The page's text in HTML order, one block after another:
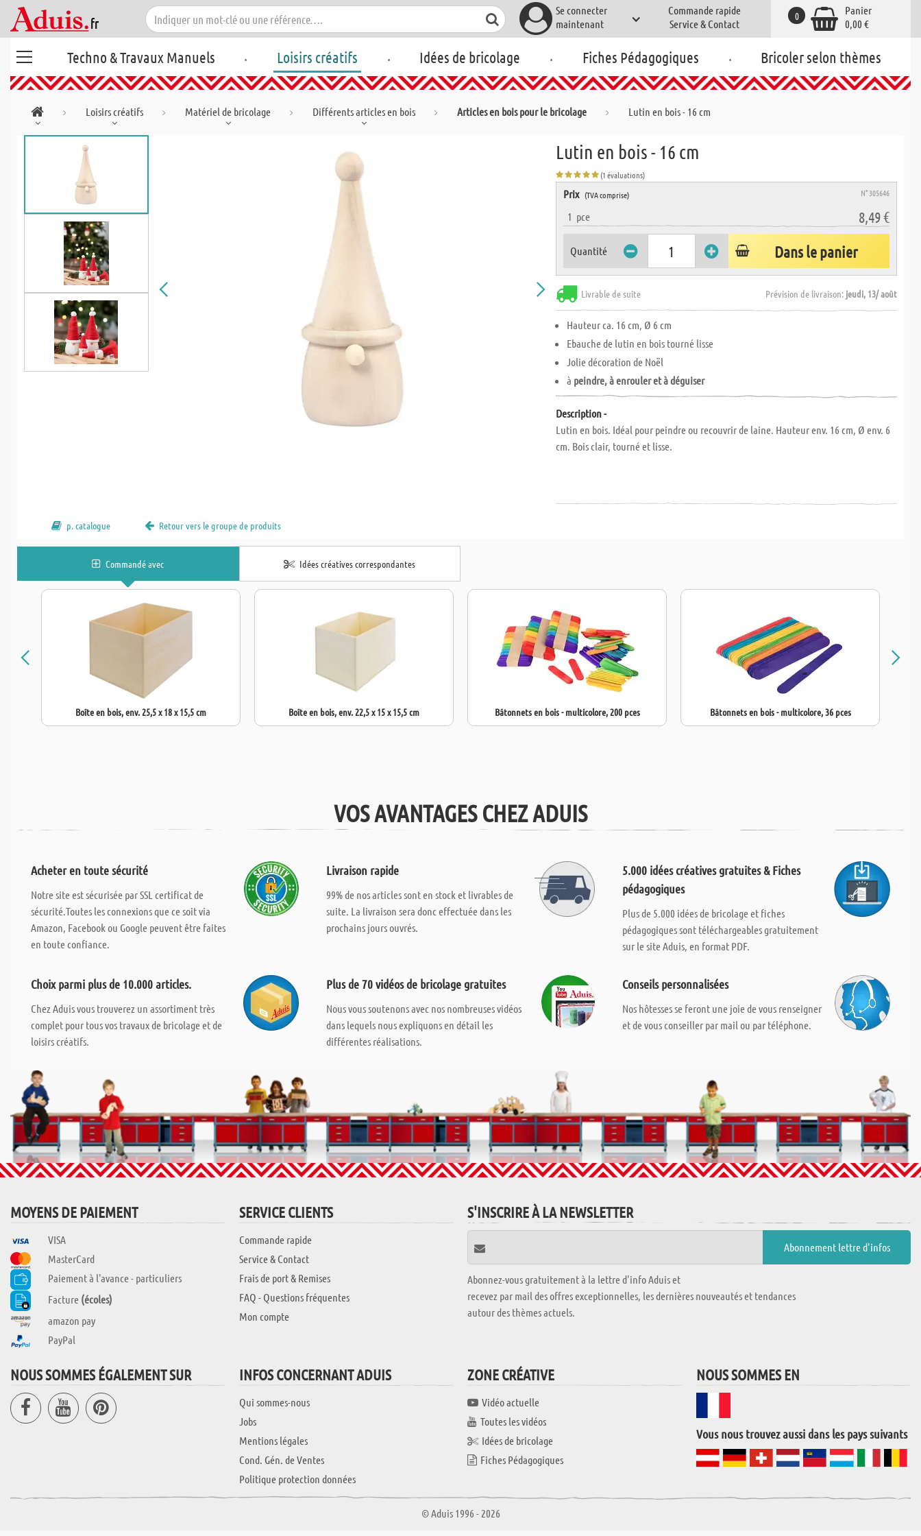
Se connecter
maintenant
Commande rapide
Service & Contact
Panier
0,00 €
0
Techno & Travaux Manuels . Loisirs créatifs . Idées de bricolage . Fiches Pédagogiques . Bricoler selon thèmes
Loisirs créatifs Matériel de bricolage Différents articles en bois Articles en bois pour le bricolage Lutin en bois - 16 cm
Lutin en bois - 16 cm
(1 évaluations)
Prix (TVA comprise) N° 305646
1 pce 8,49 €
Quantité Dans le panier
Livrable de suite Prévision de livraison: jeudi, 13/ août
Hauteur ca. 16 cm, Ø 6 cm
Ebauche de lutin en bois tourné lisse
Jolie décoration de Noël
à peindre, à enrouler et à déguiser
Description -
Lutin en bois. Idéal pour peindre ou recouvrir de laine. Hauteur env. 16 cm, Ø env. 6
cm. Bois clair, tourné et lisse.
p. catalogue Retour vers le groupe de produits
Commandé avec Idées créatives correspondantes
Boîte en bois, env. 25,5 x 18 x 15,5 cm Boîte en bois, env. 22,5 x 15 x 15,5 cm Bâtonnets en bois - multicolore, 200 pces Bâtonnets en bois - multicolore, 36 pces
VOS AVANTAGES CHEZ ADUIS
Acheter en toute sécurité
Notre site est sécurisée par SSL certificat de
sécurité.Toutes les connexions que ce soit via
Amazon, Facebook ou Google peuvent être faites
en toute confiance.
Livraison rapide
99% de nos articles sont en stock et livrables de
suite. La livraison sera donc effectuée dans les
prochains jours ouvrés.
5.000 idées créatives gratuites & Fiches
pédagogiques
Plus de 5.000 idées de bricolage et fiches
pédagogiques sont téléchargeables gratuitement
sur le site Aduis, en format PDF.
Choix parmi plus de 10.000 articles.
Chez Aduis vous trouverez un assortiment très
complet pour tous vos travaux de bricolage et de
loisirs créatifs.
Plus de 70 vidéos de bricolage gratuites
Nous vous soutenons avec nos nombreuses vidéos
dans lequels nous expliquons en détail les
différentes réalisations.
Conseils personnalisées
Nos hôtesses se feront une joie de vous renseigner
et de vous conseiller par mail ou par téléphone.
MOYENS DE PAIEMENT
VISA
MasterCard
Paiement à l'avance - particuliers
Facture (écoles)
amazon pay
PayPal
SERVICE CLIENTS
Commande rapide
Service & Contact
Frais de port & Remises
FAQ - Questions fréquentes
Mon compte
S'INSCRIRE À LA NEWSLETTER
Abonnez-vous gratuitement à la lettre d'info Aduis et
recevez par mail des offres exceptionnelles, les dernières nouveautés et tendances
autour des thèmes actuels.
NOUS SOMMES ÉGALEMENT SUR INFOS CONCERNANT ADUIS
Qui sommes-nous
Jobs
Mentions légales
Cond. Gén. de Ventes
Politique protection données
ZONE CRÉATIVE
Vidéo actuelle
Toutes les vidéos
Idées de bricolage
Fiches Pédagogiques
NOUS SOMMES EN
Vous nous trouvez aussi dans les pays suivants
© Aduis 1996 - 2026